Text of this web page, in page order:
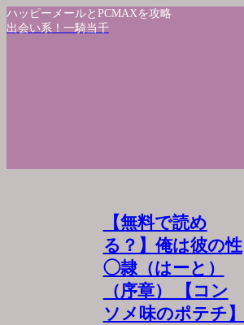
ハッピーメールとPCMAXを攻略
出会い系！一騎当千
【無料で読め
る？】俺は彼の性
◯隷（はーと）
（序章） 【コン
ソメ味のポテチ】